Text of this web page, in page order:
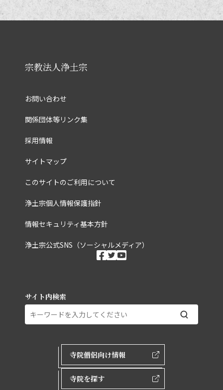
宗教法人浄土宗
お問い合わせ
関係団体等リンク集
採用情報
サイトマップ
このサイトのご利用について
浄土宗個人情報保護指針
情報セキュリティ基本方針
浄土宗公式SNS（ソーシャルメディア）
ソーシャルメディ
facebook
twitter
サイト内検索
外部ページリンク
寺院僧侶向け情報
寺院を探す